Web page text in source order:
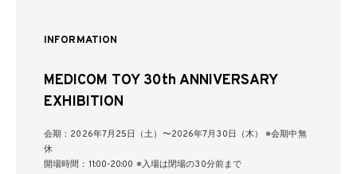
INFORMATION
MEDICOM TOY 30th ANNIVERSARY
EXHIBITION
会期：2026年7月25日（土）〜2026年7月30日（木） ※会期中無
休
開場時間：11:00-20:00 ※入場は閉場の30分前まで